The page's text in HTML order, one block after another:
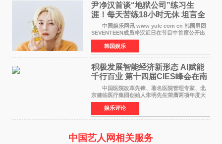
尹净汉首谈“地狱公司”练习生
涯！每天苦练18小时无休 坦言全
靠成员撑过来
中国娱乐网讯 www yule com cn 韩国男团
SEVENTEEN成员净汉近日在节目中首度公开出
道前的残酷练习生经历，并提及经纪公司Pledis
娱乐，引发广泛关注。 在8月2日播出的日本
TBS综艺节目《周
韩国娱乐
积极发展智能经济新形态 Al赋能
千行百业 第十四届CIES峰会在南
京盛大召开
中国医院改革先锋、著名医院管理专家、北
京健临医疗集团创始人朱明先生荣膺两项年度大
奖 2026年7月31日，盛夏金陵，长江之畔，
以重落地·真务实·强链接为主题的2026&lsquo;人
工智能+&rsquo
娱乐评论
中国艺人网相关服务